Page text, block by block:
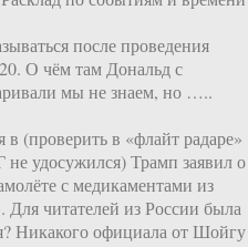
после проведения
О чём там Дональд с
мы не знаем, но …..
(проверить в «флайт радаре»
удосужился) Трамп заявил о
с медикаментами из
Для читателей из России была
Никакого официала от Шойгу